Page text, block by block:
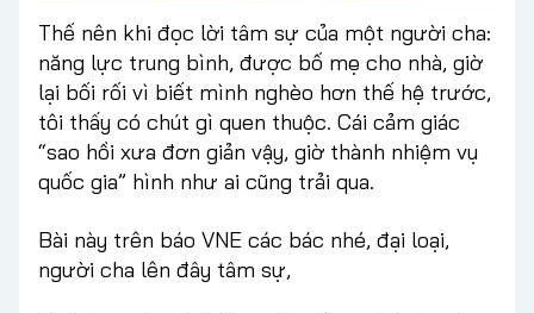
Thế nên khi đọc lời tâm sự của một người cha:
năng lực trung bình, được bố mẹ cho nhà, giờ
lại bối rối vì biết mình nghèo hơn thế hệ trước,
tôi thấy có chút gì quen thuộc. Cái cảm giác
“sao hồi xưa đơn giản vậy, giờ thành nhiệm vụ
quốc gia” hình như ai cũng trải qua.
Bài này trên báo VNE các bác nhé, đại loại,
người cha lên đây tâm sự,